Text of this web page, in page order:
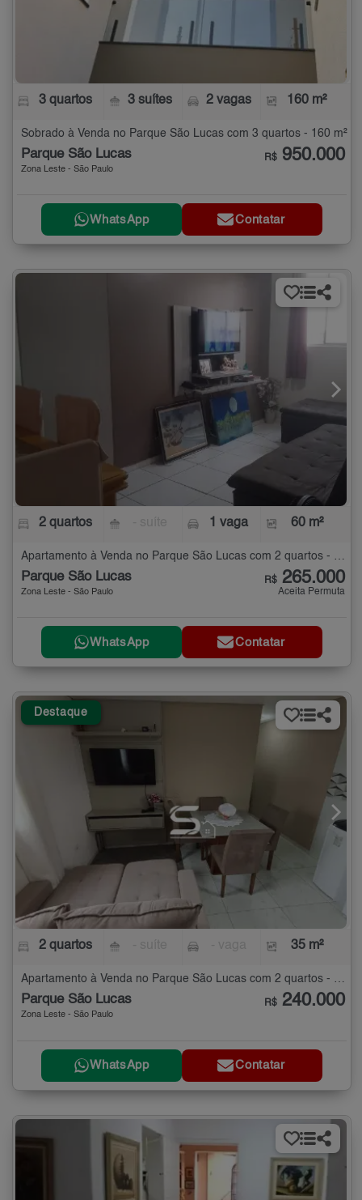
3 quartos 3 suítes 2 vagas 160 m²
Sobrado à Venda no Parque São Lucas com 3 quartos - 160 m²
Parque São Lucas
Zona Leste - São Paulo
R$ 950.000
WhatsApp Contatar
2 quartos 1 vaga 60 m²
Apartamento à Venda no Parque São Lucas com 2 quartos - 60 m²
Parque São Lucas
Zona Leste - São Paulo
R$ 265.000
Aceita Permuta
WhatsApp Contatar
Destaque
2 quartos 35 m²
Apartamento à Venda no Parque São Lucas com 2 quartos - 35 m²
Parque São Lucas
Zona Leste - São Paulo
R$ 240.000
WhatsApp Contatar